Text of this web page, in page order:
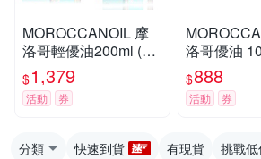
MOROCCANOIL 摩
洛哥輕優油200ml (任
選-優油/輕優油)原廠
總代理公司貨 內附專
用壓頭
$1,379
活動 券
洛哥優油
壓頭 公司
油/輕優油)
$888
活動 券
分類 快速到貨 有現貨 挑戰